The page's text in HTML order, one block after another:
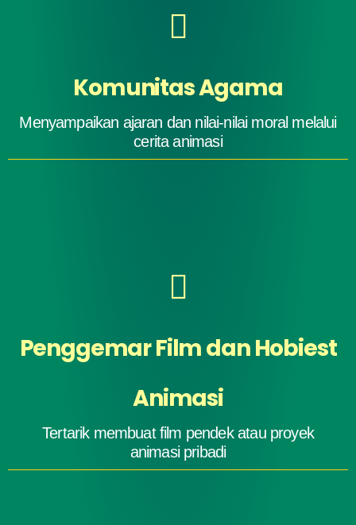
Komunitas Agama
Menyampaikan ajaran dan nilai-nilai moral melalui
cerita animasi
Penggemar Film dan Hobiest
Animasi
Tertarik membuat film pendek atau proyek
animasi pribadi